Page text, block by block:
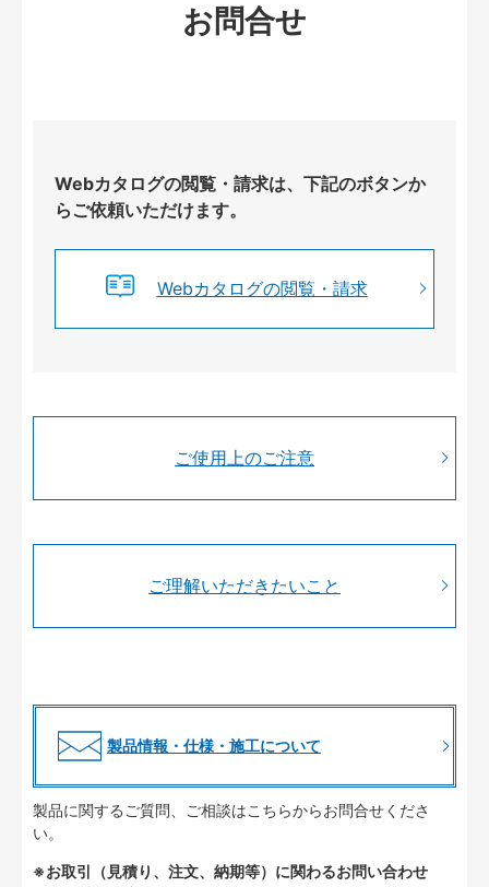
お問合せ
Webカタログの閲覧・請求は、下記のボタンか
らご依頼いただけます。
Webカタログの閲覧・請求
ご使用上のご注意
ご理解いただきたいこと
製品情報・仕様・施工について
製品に関するご質問、ご相談はこちらからお問合せくださ
い。
※お取引（見積り、注文、納期等）に関わるお問い合わせ